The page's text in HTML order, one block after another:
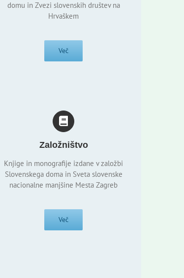
domu in Zvezi slovenskih društev na
Hrvaškem
Več
Založništvo
Knjige in monografije izdane v založbi
Slovenskega doma in Sveta slovenske
nacionalne manjšine Mesta Zagreb
Več